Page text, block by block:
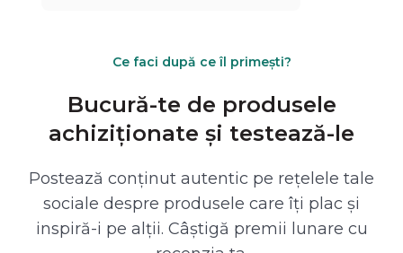
Ce faci după ce îl primești?
Bucură-te de produsele
achiziționate și testează-le
Postează conținut autentic pe rețelele tale
sociale despre produsele care îți plac și
inspiră-i pe alții. Câștigă premii lunare cu